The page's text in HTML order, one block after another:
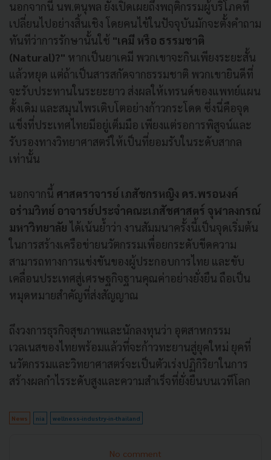
นอกจากนี้ นพ.ตนุพล ยังเปิดเผยถึงพฤติกรรมผู้บริโภคที่
เปลี่ยนไปอย่างสิ้นเชิง โดยคนไข้ในปัจจุบันมักจะตั้งคำถาม
ทันทีว่าการรักษานั้นใช้ "เคมี หรือ ธรรมชาติ
(Natural)?" หากเป็นยาเคมี พวกเขาจะกินเพียงระยะสั้น
แล้วหยุด แต่ถ้าเป็นสารสกัดจากธรรมชาติ พวกเขายินดีที่
จะรับประทานในระยะยาว ส่งผลให้เทรนด์ของแพทย์แผน
ดั้งเดิม และสมุนไพรเติบโตอย่างก้าวกระโดด ซึ่งนี่คือจุด
แข็งที่ประเทศไทยมีอยู่เต็มมือ เพียงแต่รอการพิสูจน์และ
รับรองทางวิทยาศาสตร์ให้เป็นที่ยอมรับในระดับสากล
เท่านั้น
นอกจากนี้ ศาสตราจารย์ เภสัชกรหญิง ดร.พรอนงค์
อร่ามวิทย์ อาจารย์ประจำคณะเภสัชศาสตร์ จุฬาลงกรณ์
มหาวิทยาลัย ได้เน้นย้ำว่า งานสัมมนาครั้งนี้เป็นจุดเริ่มต้น
ในการสร้างเครือข่ายนวัตกรรมเพื่อยกระดับขีดความ
สามารถทางการแข่งขันของผู้ประกอบการไทย และขับ
เคลื่อนประเทศสู่เศรษฐกิจฐานคุณค่าอย่างยั่งยืน ถือเป็น
หมุดหมายสำคัญที่ส่งสัญญาณ
ถึงวงการธุรกิจสุขภาพและนักลงทุนว่า อุตสาหกรรม
เวลเนสของไทยพร้อมแล้วที่จะก้าวทะยานสู่ยุคใหม่ ยุคที่
นวัตกรรมและวิทยาศาสตร์จะเป็นตัวเร่งปฏิกิริยาในการ
สร้างผลกำไรระดับสูงและความสำเร็จที่ยั่งยืนบนเวทีโลก
News nia wellness-industry-in-thailand
No comment